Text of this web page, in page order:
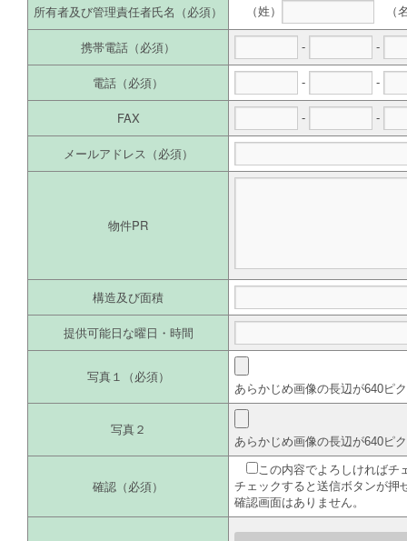
所有者及び管理責任者氏名（必須） （姓） （
携帯電話（必須） - -
電話（必須） - -
FAX - -
メールアドレス（必須）
物件PR
構造及び面積
提供可能日な曜日・時間
写真１（必須）
あらかじめ画像の長辺が640ピ
写真２
あらかじめ画像の長辺が640ピ
確認（必須）
この内容でよろしければチ
チェックすると送信ボタンが押
確認画面はありません。